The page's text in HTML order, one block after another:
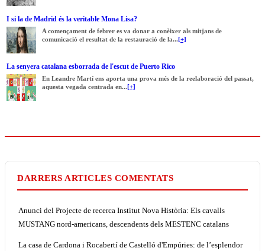
I si la de Madrid és la veritable Mona Lisa?
A començament de febrer es va donar a conèixer als mitjans de
comunicació el resultat de la restauració de la...[+]
La senyera catalana esborrada de l'escut de Puerto Rico
En Leandre Martí ens aporta una prova més de la reelaboració del passat,
aquesta vegada centrada en...[+]
DARRERS ARTICLES COMENTATS
Anunci del Projecte de recerca Institut Nova Història: Els cavalls
MUSTANG nord-americans, descendents dels MESTENC catalans
La casa de Cardona i Rocabertí de Castelló d'Empúries: de l’esplendor